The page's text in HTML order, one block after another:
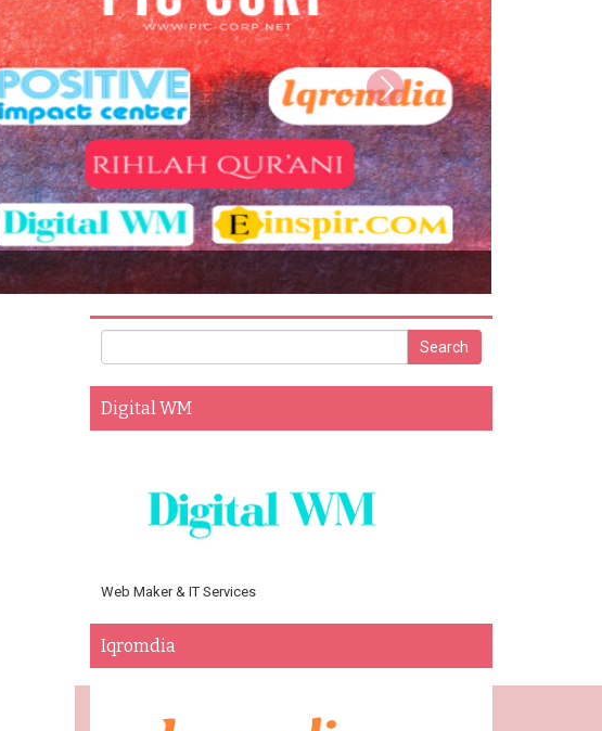
Digital WM
Web Maker & IT Services
Iqromdia